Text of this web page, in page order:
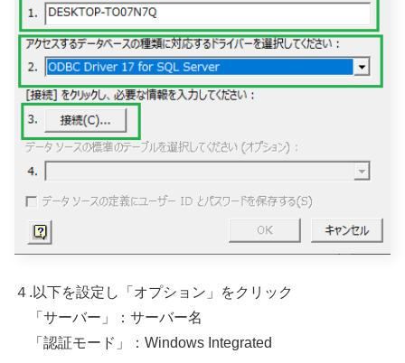
４.以下を設定し「オプション」をクリック
「サーバー」：サーバー名
「認証モード」：Windows Integrated